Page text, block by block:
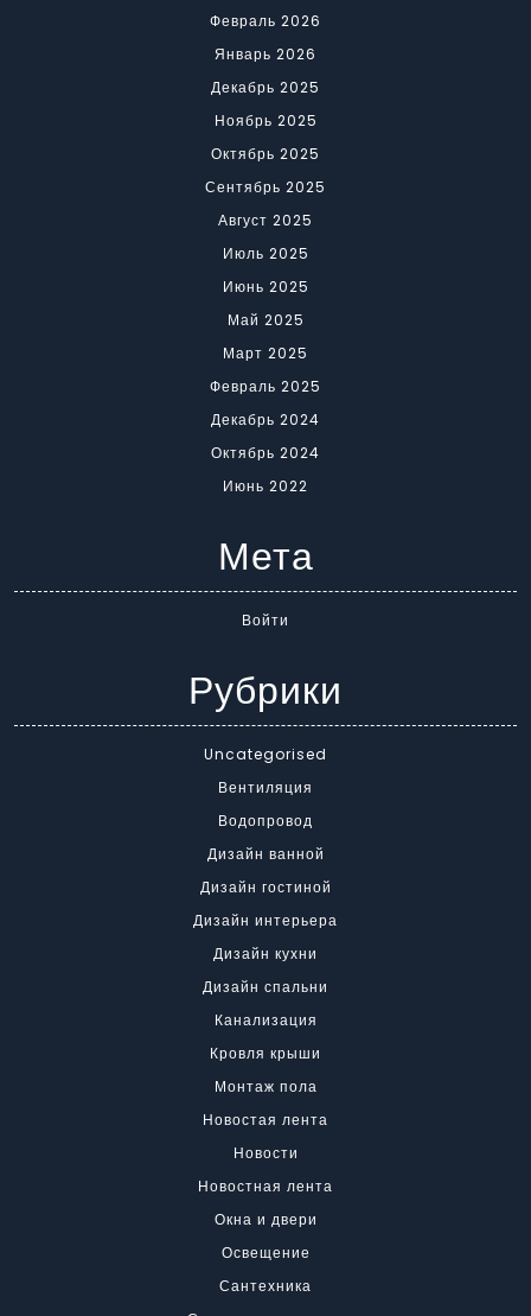
Февраль 2026
Январь 2026
Декабрь 2025
Ноябрь 2025
Октябрь 2025
Сентябрь 2025
Август 2025
Июль 2025
Июнь 2025
Май 2025
Март 2025
Февраль 2025
Декабрь 2024
Октябрь 2024
Июнь 2022
Мета
Войти
Рубрики
Uncategorised
Вентиляция
Водопровод
Дизайн ванной
Дизайн гостиной
Дизайн интерьера
Дизайн кухни
Дизайн спальни
Канализация
Кровля крыши
Монтаж пола
Новостая лента
Новости
Новостная лента
Окна и двери
Освещение
Сантехника